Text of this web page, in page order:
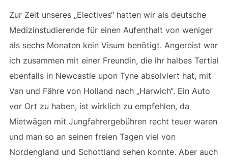
Zur Zeit unseres „Electives“ hatten wir als deutsche
Medizinstudierende für einen Aufenthalt von weniger
als sechs Monaten kein Visum benötigt. Angereist war
ich zusammen mit einer Freundin, die ihr halbes Tertial
ebenfalls in Newcastle upon Tyne absolviert hat, mit
Van und Fähre von Holland nach „Harwich“. Ein Auto
vor Ort zu haben, ist wirklich zu empfehlen, da
Mietwägen mit Jungfahrergebühren recht teuer waren
und man so an seinen freien Tagen viel von
Nordengland und Schottland sehen konnte. Aber auch